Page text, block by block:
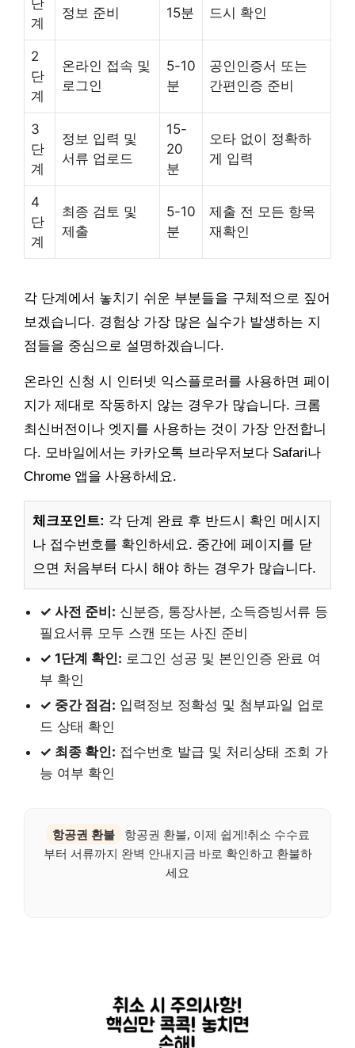
계
정보 준비
15분
드시 확인
2
단
계
온라인 접속 및
로그인
5-10
분
공인인증서 또는
간편인증 준비
3
단
계
정보 입력 및
서류 업로드
15-
20
분
오타 없이 정확하
게 입력
4
단
계
최종 검토 및
제출
5-10
분
제출 전 모든 항목
재확인
각 단계에서 놓치기 쉬운 부분들을 구체적으로 짚어
보겠습니다. 경험상 가장 많은 실수가 발생하는 지
점들을 중심으로 설명하겠습니다.
온라인 신청 시 인터넷 익스플로러를 사용하면 페이
지가 제대로 작동하지 않는 경우가 많습니다. 크롬
최신버전이나 엣지를 사용하는 것이 가장 안전합니
다. 모바일에서는 카카오톡 브라우저보다 Safari나
Chrome 앱을 사용하세요.
체크포인트: 각 단계 완료 후 반드시 확인 메시지
나 접수번호를 확인하세요. 중간에 페이지를 닫
으면 처음부터 다시 해야 하는 경우가 많습니다.
✓ 사전 준비: 신분증, 통장사본, 소득증빙서류 등
필요서류 모두 스캔 또는 사진 준비
✓ 1단계 확인: 로그인 성공 및 본인인증 완료 여
부 확인
✓ 중간 점검: 입력정보 정확성 및 첨부파일 업로
드 상태 확인
✓ 최종 확인: 접수번호 발급 및 처리상태 조회 가
능 여부 확인
항공권 환불
항공권 환불, 이제 쉽게!취소 수수료
부터 서류까지 완벽 안내지금 바로 확인하고 환불하
세요